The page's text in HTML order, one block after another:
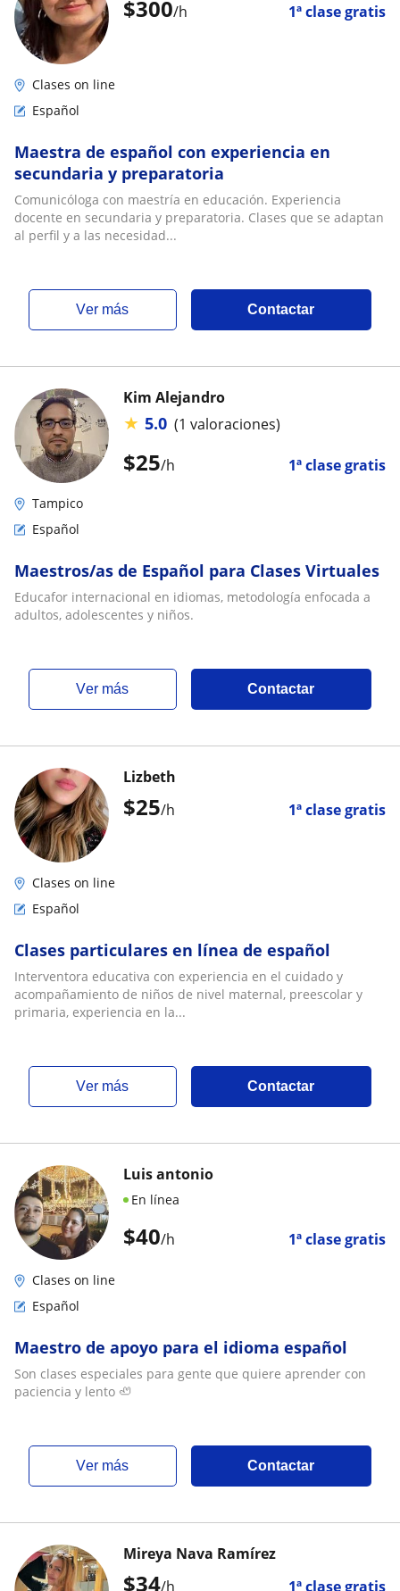
$300/h 1ª clase gratis
Clases on line
Español
Maestra de español con experiencia en
secundaria y preparatoria
Comunicóloga con maestría en educación. Experiencia
docente en secundaria y preparatoria. Clases que se adaptan
al perfil y a las necesidad...
ver más Contactar
$25/h 1ª clase gratis
Kim Alejandro
★ 5.0 (1 valoraciones)
Tampico
Español
Maestros/as de Español para Clases Virtuales
Educafor internacional en idiomas, metodología enfocada a
adultos, adolescentes y niños.
ver más Contactar
$25/h 1ª clase gratis
Lizbeth
Clases on line
Español
Clases particulares en línea de español
Interventora educativa con experiencia en el cuidado y
acompañamiento de niños de nivel maternal, preescolar y
primaria, experiencia en la...
ver más Contactar
$40/h 1ª clase gratis
Luis antonio
En línea
Clases on line
Español
Maestro de apoyo para el idioma español
Son clases especiales para gente que quiere aprender con
paciencia y lento 🦥
ver más Contactar
$34/h 1ª clase gratis
Mireya Nava Ramírez